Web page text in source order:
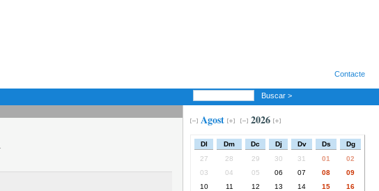
Contacte
Buscar >
Agost 2026
Dl Dm Dc Dj Dv Ds
Dg
27
28 29 30 31 01
02
03
04 05 06 07 08
09
10
11 12 13 14 15
16